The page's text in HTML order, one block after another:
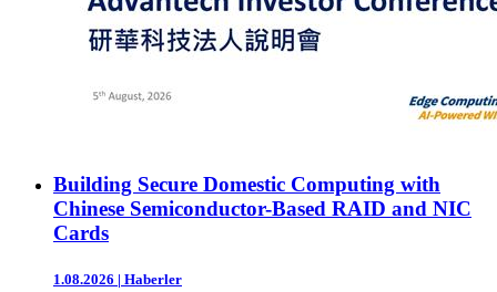
Building Secure Domestic Computing with
Chinese Semiconductor-Based RAID and NIC
Cards
1.08.2026 | Haberler